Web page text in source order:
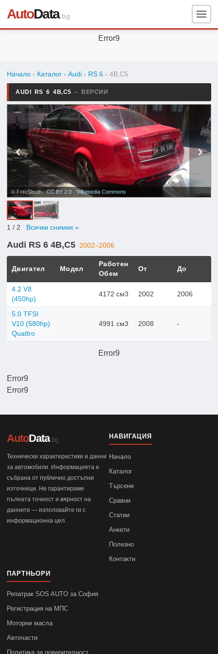
AutoData.bg
Error9
Error9
Начало › Каталог › Audi › RS 6 › 4B,C5
AUDI RS 6 4B,C5 – ВЕРСИИ
‹ ›
© FotoSleuth ·CC BY 2.0·Wikimedia Commons
1 / 2 Всички снимки »
Audi RS 6 4B,C5 2002–2006
Двигател Модел
Работен
Обем
От До
4.2 V8
(450hp)
4172 см3 2002 2006
5.0 TFSI
V10 (580hp)
Quattro
4991 см3 2008 -
Error9
Error9
AutoData.bg
Технически характеристики и данни
за автомобили. Информацията е
събрана от публично достъпни
източници. Не гарантираме
пълната точност и вярност на
данните — използвайте ги с
информационна цел.
НАВИГАЦИЯ
Начало
Каталог
Търсене
Сравни
Статии
Анкети
Полезно
Контакти
ПАРТНЬОРИ
Репатрак SOS AUTO за София
Регистрация на МПС
Моторни масла
Авточасти
Политика за поверителност